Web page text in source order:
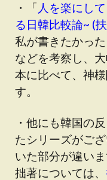
・「 人を楽にし
る日韓比較論~ (
私が書きたかっ
などを考察し、
本に比べて、神
す。
・他にも韓国の
たシリーズがご
いた部分が違い
拙著については、